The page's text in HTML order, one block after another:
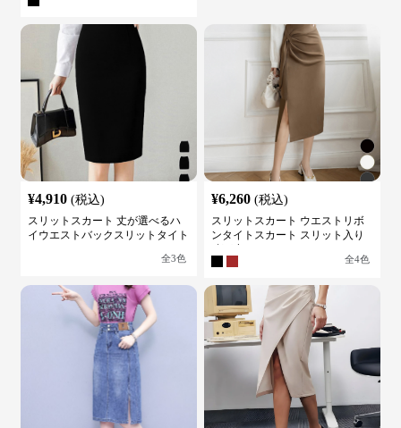
¥4,910 (税込)
スリットスカート 丈が選べるハ
イウエストバックスリットタイト
全3色
¥6,260 (税込)
スリットスカート ウエストリボ
ンタイトスカート スリット入り
全4色